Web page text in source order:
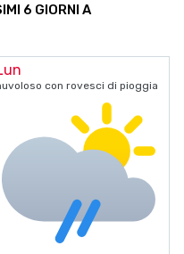
6 GIORNI A
con rovesci di pioggia